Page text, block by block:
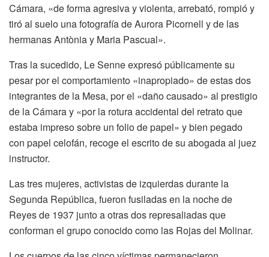
Cámara, «de forma agresiva y violenta, arrebató, rompió y
tiró al suelo una fotografía de Aurora Picornell y de las
hermanas Antònia y Maria Pascual».
Tras la sucedido, Le Senne expresó públicamente su
pesar por el comportamiento «inapropiado» de estas dos
integrantes de la Mesa, por el «daño causado» al prestigio
de la Cámara y «por la rotura accidental del retrato que
estaba impreso sobre un folio de papel» y bien pegado
con papel celofán, recoge el escrito de su abogada al juez
instructor.
Las tres mujeres, activistas de izquierdas durante la
Segunda República, fueron fusiladas en la noche de
Reyes de 1937 junto a otras dos represaliadas que
conforman el grupo conocido como las Rojas del Molinar.